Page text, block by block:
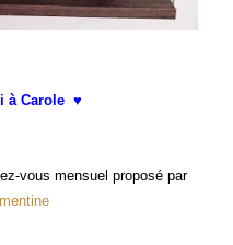
à Carole ♥
vous mensuel proposé par